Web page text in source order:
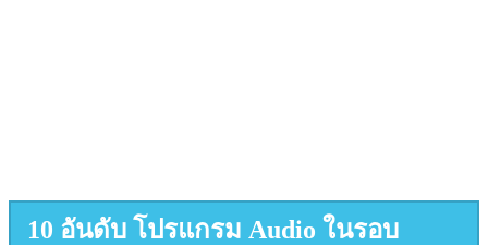
10 อันดับ โปรแกรม Audio ในรอบ